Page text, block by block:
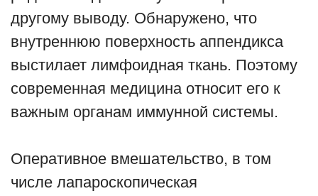
другому выводу. Обнаружено, что
внутреннюю поверхность аппендикса
выстилает лимфоидная ткань. Поэтому
современная медицина относит его к
важным органам иммунной системы.
Оперативное вмешательство, в том
числе лапароскопическая